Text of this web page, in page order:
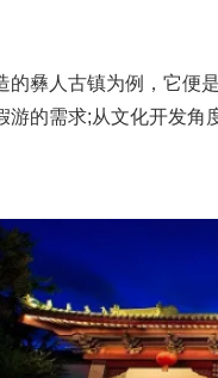
人古镇为例，它便是
游的需求;从文化开发